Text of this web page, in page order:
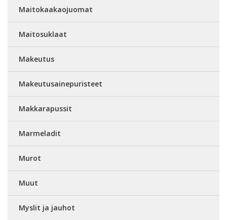
Maitokaakaojuomat
Maitosuklaat
Makeutus
Makeutusainepuristeet
Makkarapussit
Marmeladit
Murot
Muut
Myslit ja jauhot